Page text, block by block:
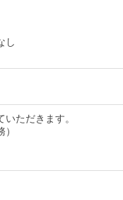
し
ただきます。